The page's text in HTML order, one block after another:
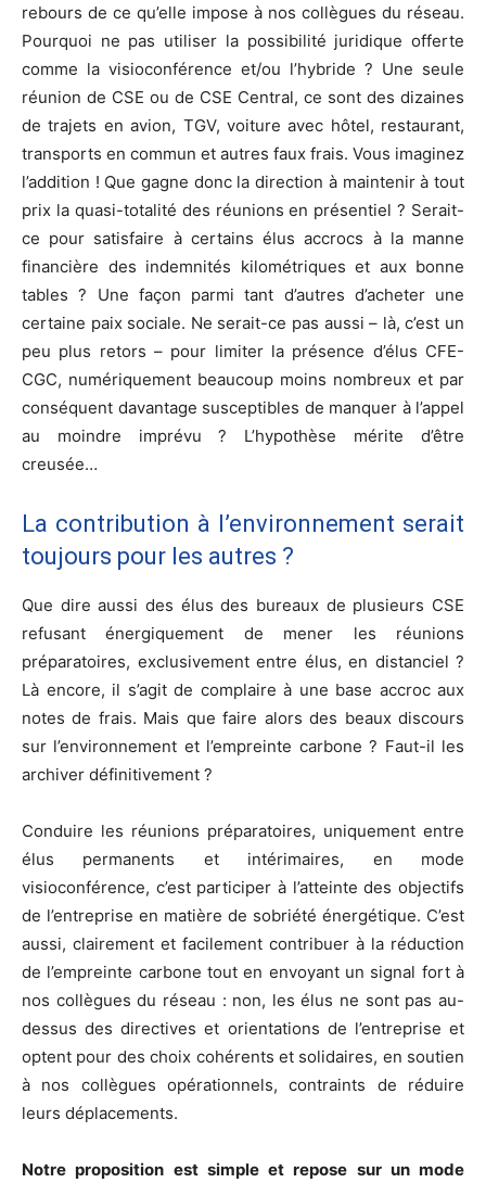
rebours de ce qu’elle impose à nos collègues du réseau.
Pourquoi ne pas utiliser la possibilité juridique offerte
comme la visioconférence et/ou l’hybride ? Une seule
réunion de CSE ou de CSE Central, ce sont des dizaines
de trajets en avion, TGV, voiture avec hôtel, restaurant,
transports en commun et autres faux frais. Vous imaginez
l’addition ! Que gagne donc la direction à maintenir à tout
prix la quasi-totalité des réunions en présentiel ? Serait-
ce pour satisfaire à certains élus accrocs à la manne
financière des indemnités kilométriques et aux bonne
tables ? Une façon parmi tant d’autres d’acheter une
certaine paix sociale. Ne serait-ce pas aussi – là, c’est un
peu plus retors – pour limiter la présence d’élus CFE-
CGC, numériquement beaucoup moins nombreux et par
conséquent davantage susceptibles de manquer à l’appel
au moindre imprévu ? L’hypothèse mérite d’être
creusée…
La contribution à l’environnement serait
toujours pour les autres ?
Que dire aussi des élus des bureaux de plusieurs CSE
refusant énergiquement de mener les réunions
préparatoires, exclusivement entre élus, en distanciel ?
Là encore, il s’agit de complaire à une base accroc aux
notes de frais. Mais que faire alors des beaux discours
sur l’environnement et l’empreinte carbone ? Faut-il les
archiver définitivement ?
Conduire les réunions préparatoires, uniquement entre
élus permanents et intérimaires, en mode
visioconférence, c’est participer à l’atteinte des objectifs
de l’entreprise en matière de sobriété énergétique. C’est
aussi, clairement et facilement contribuer à la réduction
de l’empreinte carbone tout en envoyant un signal fort à
nos collègues du réseau : non, les élus ne sont pas au-
dessus des directives et orientations de l’entreprise et
optent pour des choix cohérents et solidaires, en soutien
à nos collègues opérationnels, contraints de réduire
leurs déplacements.
Notre proposition est simple et repose sur un mode